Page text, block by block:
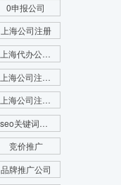
0申报公司
上海公司注册
上海代办公司注册
上海公司注册查询
上海公司注册流程
seo关键词优化
竞价推广
品牌推广公司